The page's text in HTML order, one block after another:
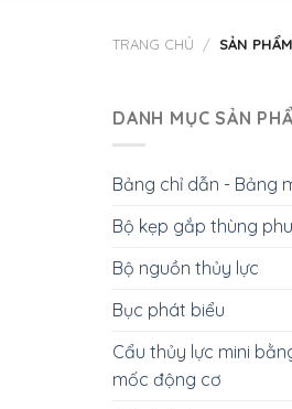
TRANG CHỦ / SẢN
DANH MỤC SẢN
Bảng chỉ dẫn - Bảng
Bộ kẹp gắp thùng
Bộ nguồn thủy lực
Bục phát biểu
Cẩu thủy lực mini
mốc động cơ